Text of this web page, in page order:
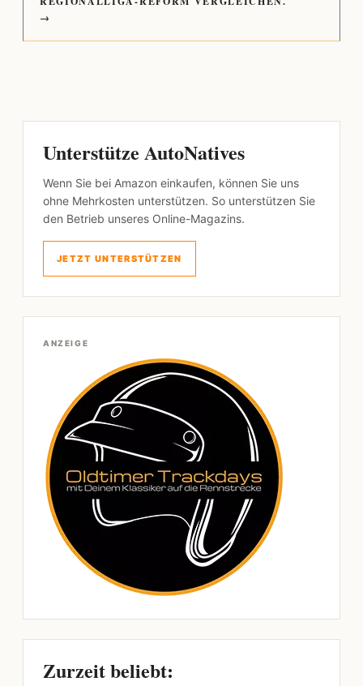
→
Unterstütze AutoNatives
Wenn Sie bei Amazon einkaufen, können Sie uns
ohne Mehrkosten unterstützen. So unterstützen Sie
den Betrieb unseres Online-Magazins.
JETZT UNTERSTÜTZEN
ANZEIGE
Zurzeit beliebt: